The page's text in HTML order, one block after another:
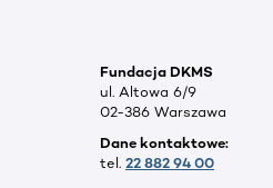
Fundacja DKMS
ul. Altowa 6/9
02-386 Warszawa
Dane kontaktowe:
tel. 22 882 94 00